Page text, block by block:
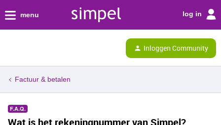
menu log in
Inloggen Community
Factuur & betalen
F.A.Q.
Wat is het rekeningnummer van Simpel?